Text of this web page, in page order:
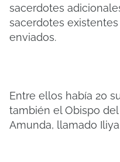
sacerdotes
sacerdotes
enviados.
Entre ellos había 20
también el Obispo
Amunda, llamado